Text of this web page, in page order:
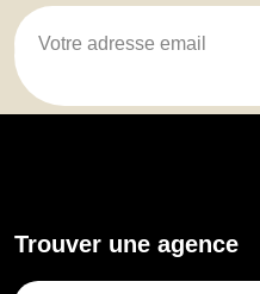
Trouver une agence